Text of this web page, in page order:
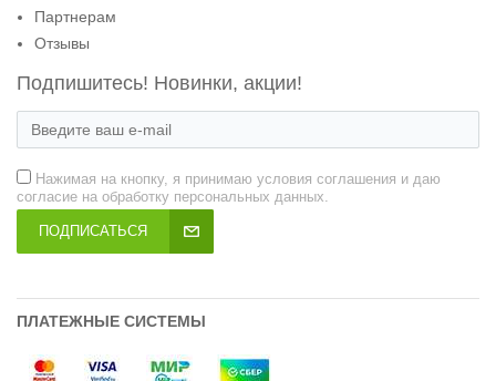
Партнерам
Отзывы
Подпишитесь! Новинки, акции!
Нажимая на кнопку, я принимаю условия соглашения и даю
согласие на обработку персональных данных.
ПОДПИСАТЬСЯ
ПЛАТЕЖНЫЕ СИСТЕМЫ